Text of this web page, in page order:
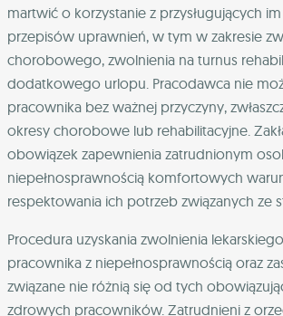
martwić o korzystanie z przysługujących
przepisów uprawnień, w tym w zakresie
chorobowego, zwolnienia na turnus
dodatkowego urlopu. Pracodawca nie
pracownika bez ważnej przyczyny,
okresy chorobowe lub rehabilitacyjne.
obowiązek zapewnienia zatrudnionym
niepełnosprawnością komfortowych
respektowania ich potrzeb związanych ze
Procedura uzyskania zwolnienia
pracownika z niepełnosprawnością oraz
związane nie różnią się od tych
zdrowych pracowników. Zatrudnieni z